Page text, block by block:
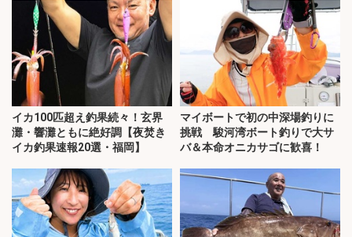
イカ100匹超え釣果続々！玄界
灘・響灘ともに絶好調【夜焚き
イカ釣果速報20選・福岡】
マイボートで初の中深場釣りに
挑戦 駿河湾ボート釣りで大サ
バ＆本命オニカサゴに歓喜！